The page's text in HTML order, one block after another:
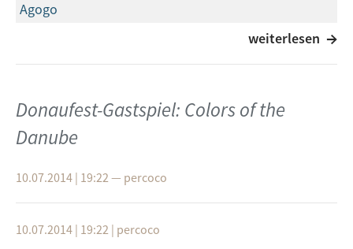
Agogo
Are you adressing me?
Grabo’sky
Poolside (A lazy sunday with Savages)
Luvstory
Mana Mana
The Raid
weiterlesen
Donaufest-Gastspiel: Colors of the
Danube
10.07.2014 | 19:22— percoco
10.07.2014 | 19:22 | percoco